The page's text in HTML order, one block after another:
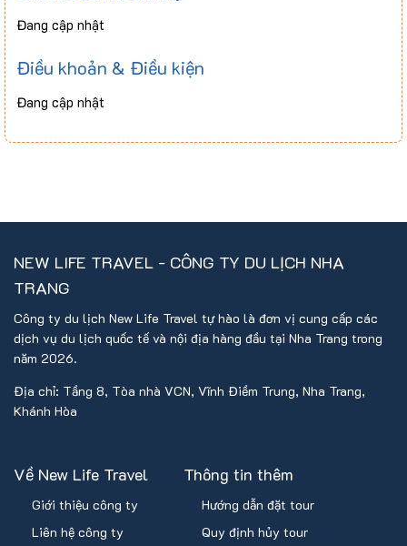
Đang cập nhật
Điều khoản & Điều kiện
Đang cập nhật
NEW LIFE TRAVEL - CÔNG TY DU LỊCH NHA
TRANG
Công ty du lịch New Life Travel tự hào là đơn vị cung cấp các
dịch vụ du lịch quốc tế và nội địa hàng đầu tại Nha Trang trong
năm 2026.
Địa chỉ: Tầng 8, Tòa nhà VCN, Vĩnh Điềm Trung, Nha Trang,
Khánh Hòa
Về New Life Travel
Giới thiệu công ty
Liên hệ công ty
Thông tin thêm
Hướng dẫn đặt tour
Quy định hủy tour